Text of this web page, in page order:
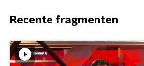
Recente fragmenten